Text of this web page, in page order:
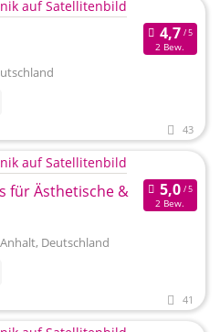
2 Bew.
43
für Ästhetische &
2 Bew.
Deutschland
41